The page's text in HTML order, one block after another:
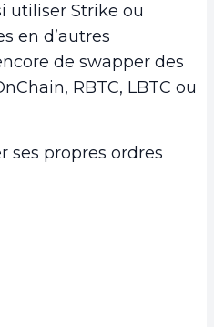
utiliser Strike ou
en d’autres
de swapper des
RBTC, LBTC ou
ses propres ordres